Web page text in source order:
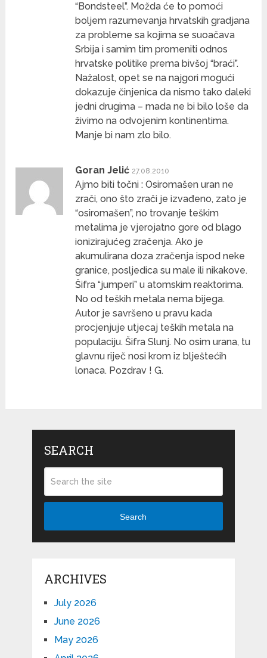
“Bondsteel”. Možda će to pomoći
boljem razumevanja hrvatskih gradjana
za probleme sa kojima se suoačava
Srbija i samim tim promeniti odnos
hrvatske politike prema bivšoj “braći”.
Nažalost, opet se na najgori mogući
dokazuje činjenica da nismo tako daleki
jedni drugima – mada ne bi bilo loše da
živimo na odvojenim kontinentima.
Manje bi nam zlo bilo.
Goran Jelić 27.08.2010
Ajmo biti točni : Osiromašen uran ne
zrači, ono što zrači je izvađeno, zato je
“osiromašen”, no trovanje teškim
metalima je vjerojatno gore od blago
ionizirajućeg zračenja. Ako je
akumulirana doza zračenja ispod neke
granice, posljedica su male ili nikakove.
Šifra “jumperi” u atomskim reaktorima.
No od teških metala nema bijega.
Autor je savršeno u pravu kada
procjenjuje utjecaj teških metala na
populaciju. Šifra Slunj. No osim urana, tu
glavnu riječ nosi krom iz blještećih
lonaca. Pozdrav ! G.
SEARCH
Search
ARCHIVES
July 2026
June 2026
May 2026